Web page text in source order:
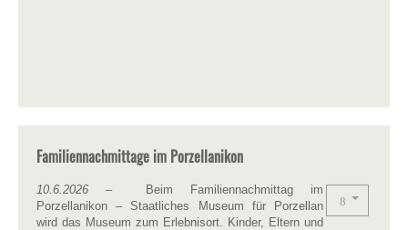
Familiennachmittage im Porzellanikon
10.6.2026 – Beim Familiennachmittag im
Porzellanikon – Staatliches Museum für Porzellan
wird das Museum zum Erlebnisort. Kinder, Eltern und